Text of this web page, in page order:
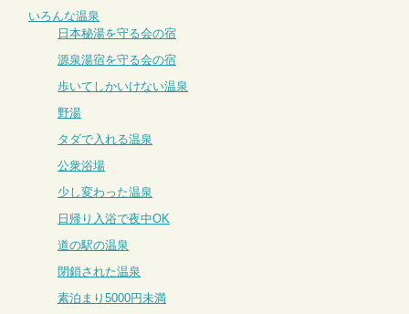
いろんな温泉
日本秘湯を守る会の宿
源泉湯宿を守る会の宿
歩いてしかいけない温泉
野湯
タダで入れる温泉
公衆浴場
少し変わった温泉
日帰り入浴で夜中OK
道の駅の温泉
閉鎖された温泉
素泊まり5000円未満